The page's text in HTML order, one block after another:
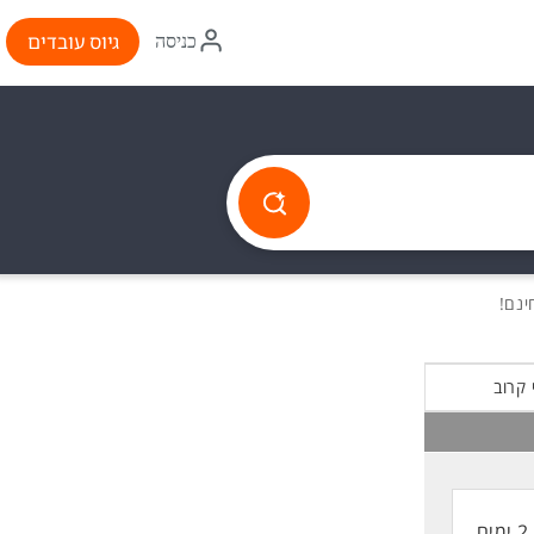
איקון
התחברות
כניסה גיוס עובדים
קרוב